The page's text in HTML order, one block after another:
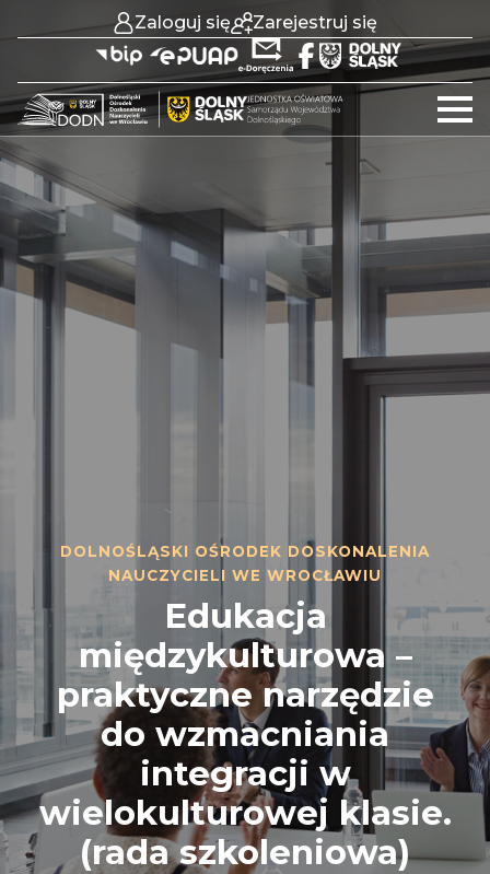
Zaloguj się Zarejestruj się
DOLNOŚLĄSKI OŚRODEK DOSKONALENIA
NAUCZYCIELI WE WROCŁAWIU
Edukacja
międzykulturowa –
praktyczne narzędzie
do wzmacniania
integracji w
wielokulturowej klasie.
(rada szkoleniowa)